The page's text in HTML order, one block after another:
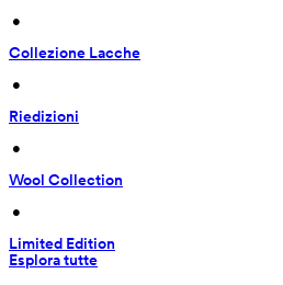
•
Collezione Lacche
•
Riedizioni
•
Wool Collection
•
Limited Edition
Esplora tutte